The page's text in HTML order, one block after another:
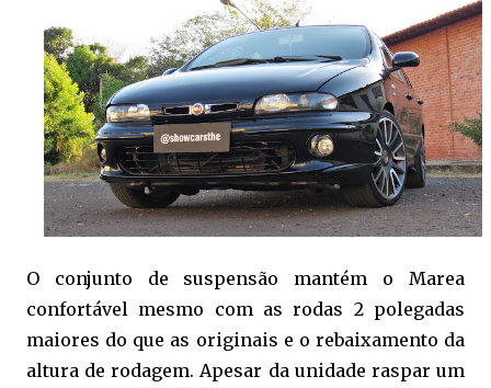
O conjunto de suspensão mantém o Marea
confortável mesmo com as rodas 2 polegadas
maiores do que as originais e o rebaixamento da
altura de rodagem. Apesar da unidade raspar um